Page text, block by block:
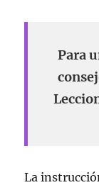
Para
La